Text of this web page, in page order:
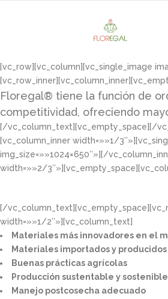
[vc_row][vc_column][vc_single_image
Floregal® tiene la función de
competitividad, ofreciendo
[/vc_column_text][vc_empty_space][/
[vc_column_inner width=»»1/
img_size=»»1024×650″»][/
width=»»2/
[/
width=»»1/2″»][vc_column_text]
Materiales más innovadores en el
Materiales importados y
Buenas prácticas agrícolas​
Producción sustentable y sostenible​
Manejo postcosecha adecuado​